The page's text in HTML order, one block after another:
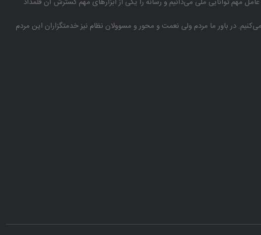
در باور ما مردم ولی نعمت و محور و مسوولان نظام نیز خدمتگزاران این مردم